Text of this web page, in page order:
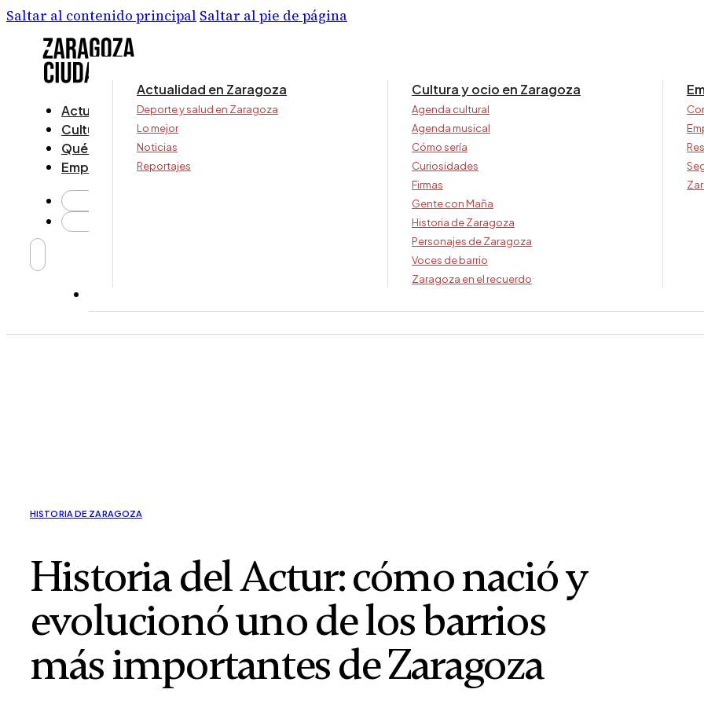
Saltar al contenido principal Saltar al pie de página
Actualidad
Cultura y ocio
Qué ver y hacer
Empresa
Actualidad en Zaragoza
Deporte y salud en Zaragoza
Lo mejor
Noticias
Reportajes
Cultura y ocio en Zaragoza
Agenda cultural
Agenda musical
Cómo sería
Curiosidades
Firmas
Gente con Maña
Historia de Zaragoza
Personajes de Zaragoza
Voces de barrio
Zaragoza en el recuerdo
HISTORIA DE ZARAGOZA
Historia del Actur: cómo nació y
evolucionó uno de los barrios
más importantes de Zaragoza